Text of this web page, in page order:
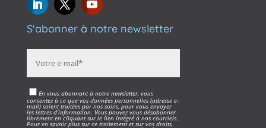
S'abonner à notre newsletter
En vous abonnant à notre newsletter, vous
consentez à ce que vos données personnelles (adresse e-
mail) soient traitées par nos soins, pour vous envoyer
les lettres d’information. Vous pouvez vous désabonner
librement en cliquant sur le lien intégré à nos courriels.
Pour en savoir plus sur ce traitement et sur vos droits,